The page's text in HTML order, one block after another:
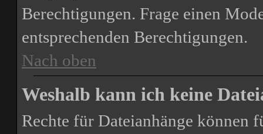
Berechtigungen. Frage einen
entsprechenden Berechtigungen.
Nach oben
Weshalb kann ich keine
Rechte für Dateianhänge können